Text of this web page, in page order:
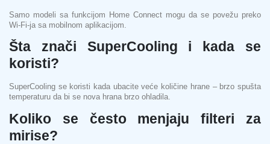
Samo modeli sa funkcijom Home Connect mogu da se povežu preko
Wi‑Fi‑ja sa mobilnom aplikacijom.
Šta znači SuperCooling i kada se
koristi?
SuperCooling se koristi kada ubacite veće količine hrane – brzo spušta
temperaturu da bi se nova hrana brzo ohladila.
Koliko se često menjaju filteri za
mirise?